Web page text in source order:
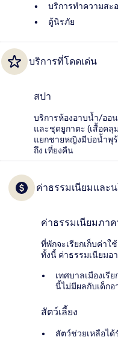
บริการทำความสะ
ตู้นิรภัย
บริการที่โดดเด่น
สปา
บริการห้องอาบน้ำ/ออ
และชุดยูกาตะ (เสื้อค
แยกชายหญิงมีบ่อน้ำพุร้
ถึง เที่ยงคืน
ค่าธรรมเนียมและ
ค่าธรรมเนียมภา
ที่พักจะเรียกเก็บค่าใ
ทั้งนี้ ค่าธรรมเนียมอ
เทศบาลเมืองเรี
นี้ไม่มีผลกับเด็กอ
สัตว์เลี้ยง
สัตว์ช่วยเหลือได้